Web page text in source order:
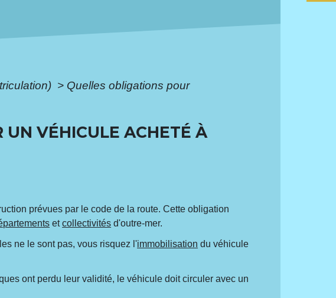
> Quelles obligations pour
UN VÉHICULE ACHETÉ À
prévues par le code de la route. Cette obligation
etcollectivités d'outre-mer.
ne le sont pas, vous risquez l'immobilisation du véhicule
ont perdu leur validité, le véhicule doit circuler avec un